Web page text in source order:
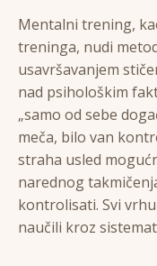
Mentalni trening,
treninga, nudi
usavršavanjem
nad psihološkim
„samo od sebe
meča, bilo van
straha usled
narednog
kontrolisati. Svi
naučili kroz